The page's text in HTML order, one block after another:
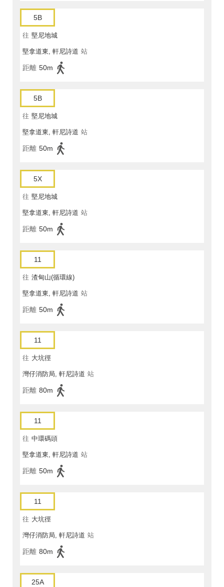
5B
往 堅尼地城
堅拿道東, 軒尼詩道 站
距離 50m
5B
往 堅尼地城
堅拿道東, 軒尼詩道 站
距離 50m
5X
往 堅尼地城
堅拿道東, 軒尼詩道 站
距離 50m
11
往 渣甸山(循環線)
堅拿道東, 軒尼詩道 站
距離 50m
11
往 大坑徑
灣仔消防局, 軒尼詩道 站
距離 80m
11
往 中環碼頭
堅拿道東, 軒尼詩道 站
距離 50m
11
往 大坑徑
灣仔消防局, 軒尼詩道 站
距離 80m
25A